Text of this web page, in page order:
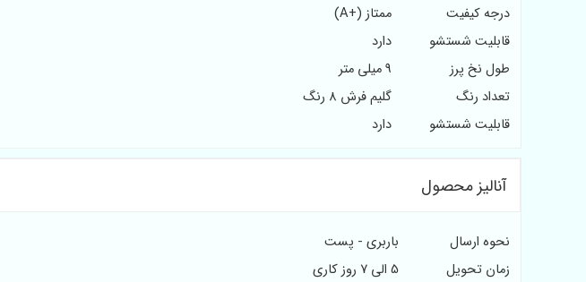
درجه کیفیت
ممتاز (+A)
قابلیت شستشو
دارد
طول نخ پرز
9 میلی متر
تعداد رنگ
گلیم فرش 8 رنگ
قابلیت شستشو
دارد
آنالیز محصول
نحوه ارسال
باربری - پست
زمان تحویل
5 الی 7 روز کاری